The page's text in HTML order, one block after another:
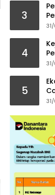
3
4
5